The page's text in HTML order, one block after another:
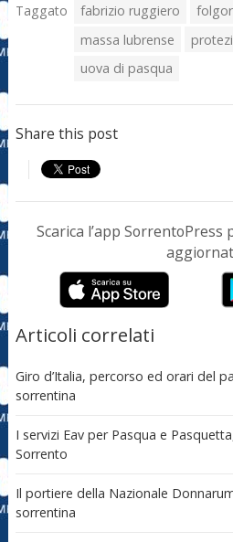
Taggato fabrizio ruggiero
massa lubrense
uova di pasqua
Share this post
Scarica l’app
Articoli correlati
Giro d’Italia, percorso ed orari del
sorrentina
I servizi Eav per Pasqua e
Sorrento
Il portiere della Nazionale
sorrentina